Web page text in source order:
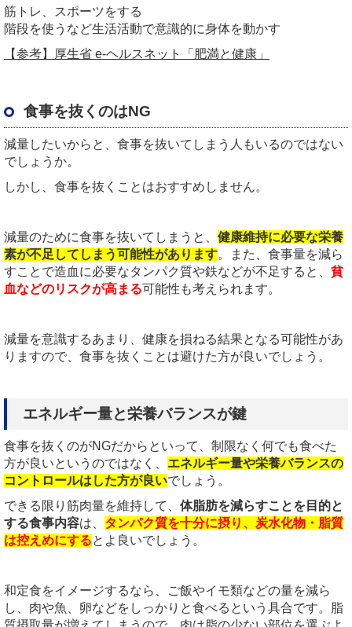
筋トレ、スポーツをする
階段を使うなど生活活動で意識的に身体を動かす
【参考】厚生省 e-ヘルスネット「肥満と健康」
食事を抜くのはNG
減量したいからと、食事を抜いてしまう人もいるのではない
でしょうか。
しかし、食事を抜くことはおすすめしません。
減量のために食事を抜いてしまうと、 健康維持に必要な栄養
素が不足してしまう可能性があります。また、食事量を減ら
すことで造血に必要なタンパク質や鉄などが不足すると、 貧
血などのリスクが高まる可能性も考えられます。
減量を意識するあまり、健康を損ねる結果となる可能性があ
りますので、食事を抜くことは避けた方が良いでしょう。
エネルギー量と栄養バランスが鍵
食事を抜くのがNGだからといって、制限なく何でも食べた
方が良いというのではなく、 エネルギー量や栄養バランスの
コントロールはした方が良いでしょう。
できる限り筋肉量を維持して、 体脂肪を減らすことを目的と
する食事内容は、 タンパク質を十分に摂り、炭水化物・脂質
は控えめにするとよ良いでしょう。
和定食をイメージするなら、ご飯やイモ類などの量を減ら
し、肉や魚、卵などをしっかりと食べるという具合です。脂